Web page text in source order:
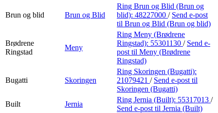
Brun og blid Brun og Blid
Ring Brun og Blid (Brun og
blid): 48227000 / Send e-post
til Brun og Blid (Brun og blid)
Brødrene
Ringstad
Meny
Ring Meny (Brødrene
Ringstad): 55301130 / Send e-
post til Meny (Brødrene
Ringstad)
Bugatti Skoringen
Ring Skoringen (Bugatti):
21079421 / Send e-post til
Skoringen (Bugatti)
Built
Jernia
Ring Jernia (Built): 55317013 /
Send e-post til Jernia (Built)